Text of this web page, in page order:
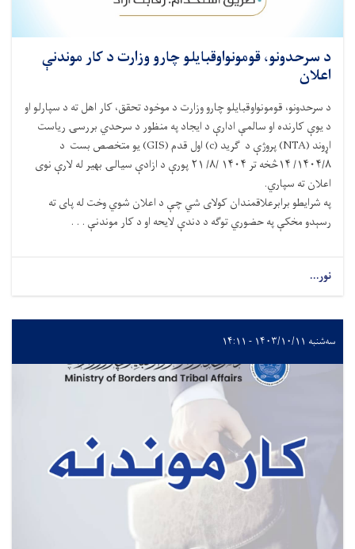
د سرحدونو، قومونواوقبایلو چارو وزارت د کار موندنې
اعلان
د سرحدونو، قومونواوقبایلو چارو وزارت د موخود تحقق، کار اهل ته د سپارلو او
د یوې کارنده او سالمې ادارې د ایجاد په منظور د سرحدي بررسۍ ریاست
اړوند (NTA) پروژې د ګرید (c) اول قدم (GIS) یو متخصص بست د
۱۴۰۴/۸/ ۱۴څخه تر ۱۴۰۴ /۸/ ۲۱ پورې د ازادې سیالۍ بهیر له لارې نوی
اعلان ته سپاري.
په شرایطو برابرعلاقمندان کولای شي چې د اعلان شوي وخت له پای ته
رسېدو مخکې په حضوري توګه د دندې لایحه او د کار موندنې . . .
نور...
سه‌شنبه ۱۴۰۳/۱۰/۱۱ - ۱۴:۱۱